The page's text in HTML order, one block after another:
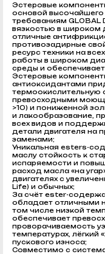
Эстеровые
основой
требованиям
вязкостью в широком
отличные
противозадирные
ресурс техники на
работы в широком
среды и
Эстеровые
антиоксидантами
термоокислительную
превосходными
>10) и пониженной
и лакообразование,
всех видов и
детали двигателя на
заменами;
Уникальная esters-
маслу стойкость к
испаряемости и
расход масла «на
двигателях с
Life) и обычных;
За счёт ester-
обладает отличными
том числе низкой
обеспечивает
проворачиваемость
температурах, лёгкий
пускового износа;
Совместимо с